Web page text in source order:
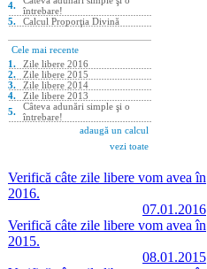
Verifică câte zile libere vom avea în
2016.
07.01.2016
Verifică câte zile libere vom avea în
2015.
08.01.2015